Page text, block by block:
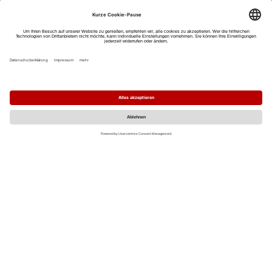
eventportal@fwtm.de
Impressum